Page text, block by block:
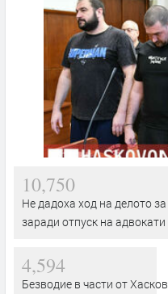
10,750
Не дадоха ход на делото
заради отпуск на адвокати
4,594
Безводие в части от